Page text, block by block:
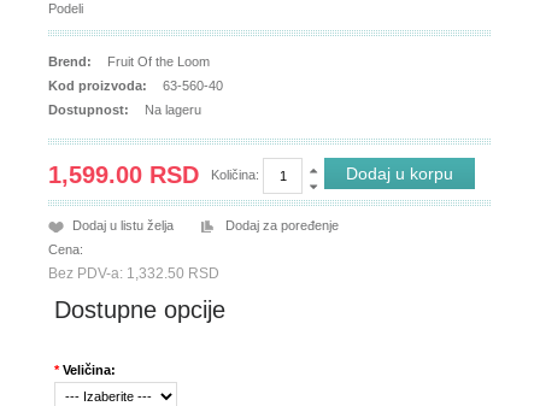
Podeli
Brend:
Fruit Of the Loom
Kod proizvoda:
63-560-40
Dostupnost:
Na lageru
1,599.00 RSD Količina:
Dodaj u listu želja
Dodaj za poređenje
Cena:
Bez PDV-a: 1,332.50 RSD
Dostupne opcije
* Veličina: